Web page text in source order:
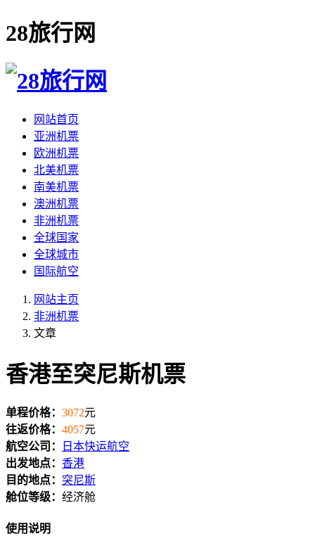
28旅行网
网站首页
亚洲机票
欧洲机票
北美机票
南美机票
澳洲机票
非洲机票
全球国家
全球城市
国际航空
网站主页
非洲机票
文章
香港至突尼斯机票
单程价格： 3072元
往返价格： 4057元
航空公司：
日本快运航空
出发地点： 香港
目的地点： 突尼斯
舱位等级： 经济舱
使用说明